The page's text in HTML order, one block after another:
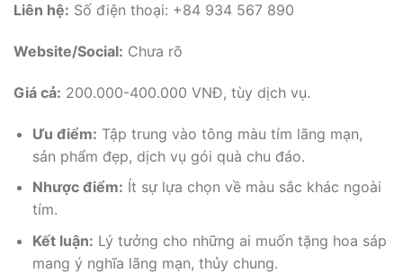
Liên hệ: Số điện thoại: +84 934 567 890
Website/Social: Chưa rõ
Giá cả: 200.000-400.000 VNĐ, tùy dịch vụ.
Ưu điểm: Tập trung vào tông màu tím lãng mạn,
sản phẩm đẹp, dịch vụ gói quà chu đáo.
Nhược điểm: Ít sự lựa chọn về màu sắc khác ngoài
tím.
Kết luận: Lý tưởng cho những ai muốn tặng hoa sáp
mang ý nghĩa lãng mạn, thủy chung.